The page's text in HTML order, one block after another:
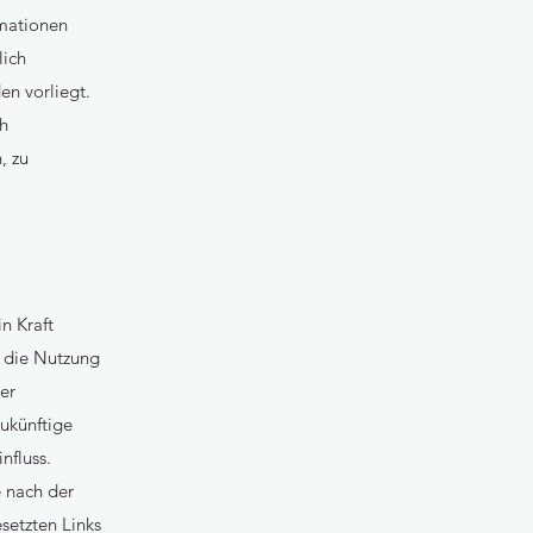
vorliegt.
zu
Kraft
Nutzung
der
Links